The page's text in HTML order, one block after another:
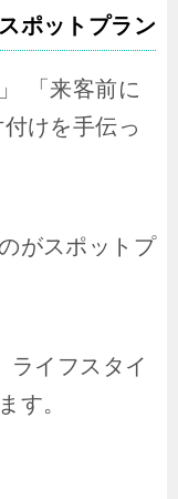
ポットプラン
「来客前に
けを手伝っ
がスポットプ
ライフスタイ
す。